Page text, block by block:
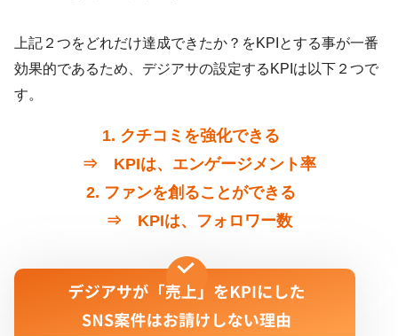
上記２つをどれだけ達成できたか？をKPIとする事が一番
効果的であるため、デジアサの設定するKPIは以下２つで
す。
1. クチコミを強化できる
⇒ KPIは、エンゲージメント率
2. ファンを創ることができる
⇒ KPIは、フォロワー数